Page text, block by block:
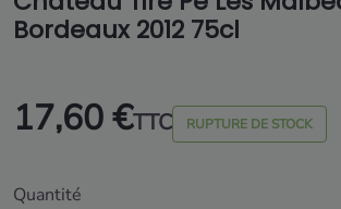
Bordeaux 2012 75cl
17,60 €TTC RUPTURE DE STOCK
Quantité